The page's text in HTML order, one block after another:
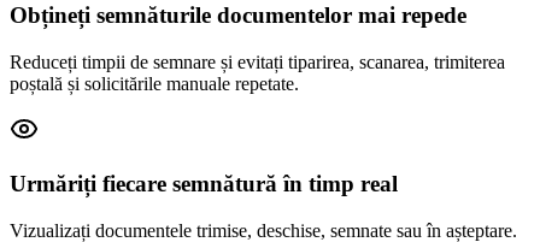
Obțineți semnăturile documentelor mai repede
Reduceți timpii de semnare și evitați tiparirea, scanarea, trimiterea
poștală și solicitările manuale repetate.
Urmăriți fiecare semnătură în timp real
Vizualizați documentele trimise, deschise, semnate sau în așteptare.